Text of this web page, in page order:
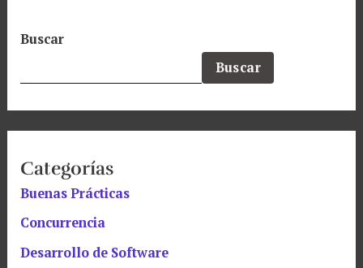
Buscar
Buscar
Categorías
Buenas Prácticas
Concurrencia
Desarrollo de Software